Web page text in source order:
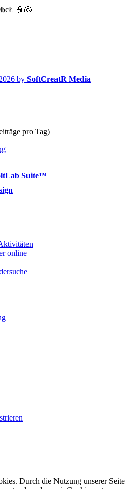
👮🐚
by SoftCreatR Media
pro Tag)
Suite™
online
Durch die Nutzung unserer Seite